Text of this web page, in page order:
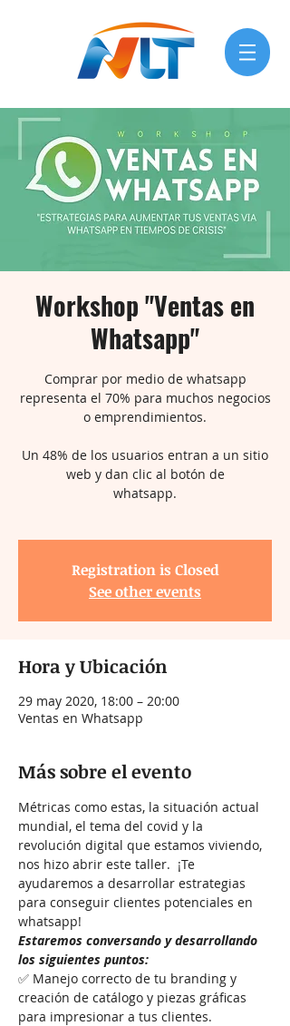
Workshop "Ventas en
Whatsapp"
Comprar por medio de whatsapp
representa el 70% para muchos negocios
o emprendimientos.
Un 48% de los usuarios entran a un sitio
web y dan clic al botón de
whatsapp.
Registration is Closed
See other events
Hora y Ubicación
29 may 2020, 18:00 – 20:00
Ventas en Whatsapp
Más sobre el evento
Métricas como estas, la situación actual
mundial, el tema del covid y la
revolución digital que estamos viviendo,
nos hizo abrir este taller.  ¡Te
ayudaremos a desarrollar estrategias
para conseguir clientes potenciales en
whatsapp!
Estaremos conversando y desarrollando
los siguientes puntos:
✅ Manejo correcto de tu branding y
creación de catálogo y piezas gráficas
para impresionar a tus clientes.